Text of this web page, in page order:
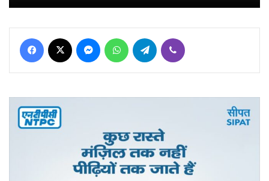
Facebook Messenger WhatsApp Telegram